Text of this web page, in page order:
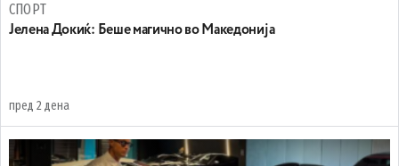
СПОРТ
Јелена Докиќ: Беше магично во Македонија
пред 2 дена